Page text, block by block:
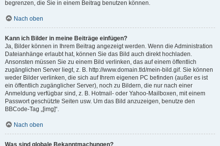
begrenzen, die Sie in einem Beitrag benutzen können.
Nach oben
Kann ich Bilder in meine Beiträge einfügen?
Ja, Bilder können in Ihrem Beitrag angezeigt werden. Wenn die Administration
Dateianhänge erlaubt hat, können Sie das Bild auch direkt hochladen.
Ansonsten müssen Sie zu einem Bild verlinken, das auf einem öffentlich
zugänglichen Server liegt, z. B. http://www.domain.tld/mein-bild.gif. Sie können
weder Bilder verlinken, die sich auf Ihrem eigenen PC befinden (außer es ist
ein öffentlich zugänglicher Server), noch zu Bildern, die nur nach einer
Anmeldung verfügbar sind, z. B. Hotmail- oder Yahoo-Mailboxen, mit einem
Passwort geschützte Seiten usw. Um das Bild anzuzeigen, benutze den
BBCode-Tag „[img]“.
Nach oben
Was sind globale Bekanntmachungen?